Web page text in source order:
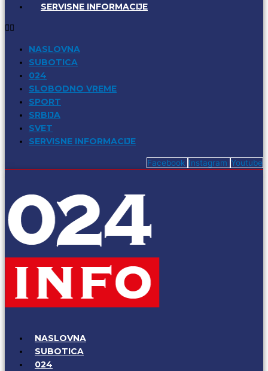
SERVISNE INFORMACIJE
NASLOVNA
SUBOTICA
024
SLOBODNO VREME
SPORT
SRBIJA
SVET
SERVISNE INFORMACIJE
Facebook Instagram Youtube
NASLOVNA
SUBOTICA
024